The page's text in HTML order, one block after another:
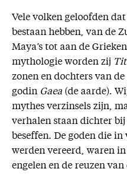
Vele volken geloofden
bestaan hebben, van de
Maya’s tot aan de
mythologie worden zij
zonen en dochters van de
godin Gaea (de aarde).
mythes verzinsels zijn,
verhalen staan dichter
beseffen. De goden die
werden vereerd, waren
engelen en de reuzen